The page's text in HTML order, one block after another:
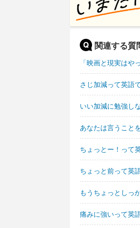
関連する質
「映画と現実はや
さじ加減って英語
いい加減に勉強し
あなたは言うこと
ちょっとー！って
ちょっと前って英
もうちょっとしっ
痛みに強いって英